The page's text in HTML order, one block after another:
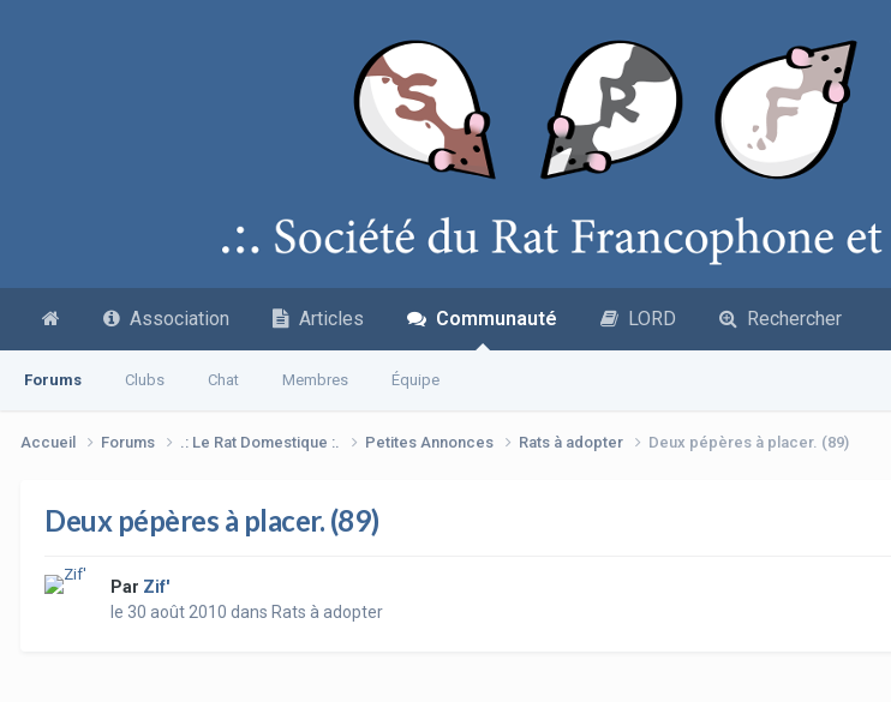
Association Articles Communauté
Forums Clubs Chat Membres Équipe
LORD Rechercher
Accueil Forums .: Le Rat Domestique :. Petites Annonces Rats à adopter Deux pépères à placer. (89)
Deux pépères à placer. (89)
Par Zif'
le 30 août 2010 dans Rats à adopter